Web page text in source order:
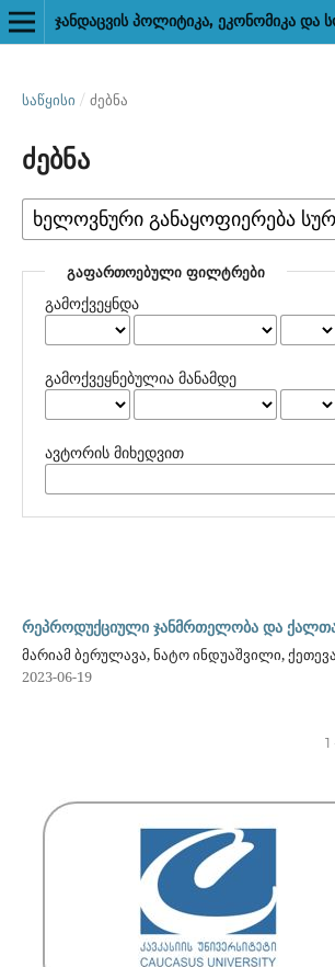
ᲯᲐᲜᲓᲐᲪᲕᲘᲡ ᲞᲝᲚᲘᲢᲘᲙᲐ, ᲔᲙᲝᲜᲝᲛᲘᲙᲐ ᲓᲐ
ᲡᲐᲬᲧᲘᲡᲘ / ძებნა
ძებნა
ᲒᲐᲤᲐᲠᲗᲝᲔᲑᲣᲚᲘ ᲤᲘᲚᲢᲠᲔᲑᲘ
გამოქვეყნდა
გამოქვეყნებულია მანამდე
ავტორის მიხედვით
რეპროდუქციული ჯანმრთელობა და
მარიამ ბერულავა, ნატო ინდუაშვილი,
2023-06-19